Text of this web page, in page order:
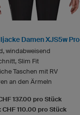
Damen XJS5w Pro
windabweisend
Slim Fit
Taschen mit RV
an den Ärmeln
137.00 pro Stück
CHF 110.00 pro Stück